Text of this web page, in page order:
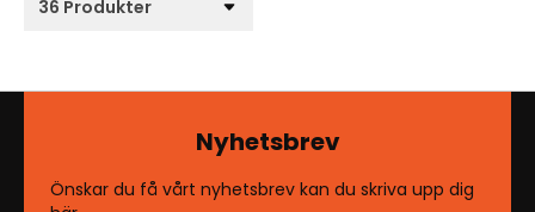
Nyhetsbrev
Önskar du få vårt nyhetsbrev kan du skriva upp dig